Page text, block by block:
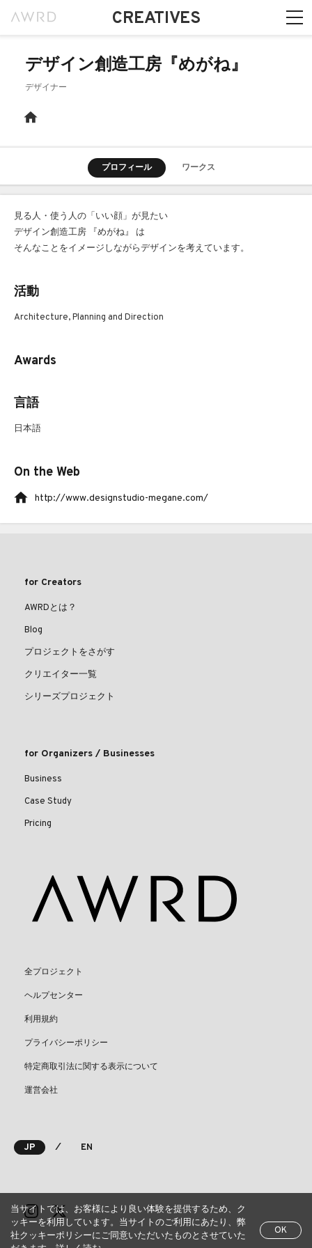
CREATIVES
デザイン創造工房『めがね』
デザイナー
プロフィール ワークス
見る人・使う人の「いい顔」が見たい
デザイン創造工房 『めがね』 は
そんなことをイメージしながらデザインを考えています。
活動
Architecture, Planning and Direction
Awards
言語
日本語
On the Web
http://www.designstudio-megane.com/
for Creators
AWRDとは？
Blog
プロジェクトをさがす
クリエイター一覧
シリーズプロジェクト
for Organizers / Businesses
Business
Case Study
Pricing
全プロジェクト
ヘルプセンター
利用規約
プライバシーポリシー
特定商取引法に関する表示について
運営会社
JP ⁄ EN
当サイトでは、お客様により良い体験を提供するため、ク
ッキーを利用しています。当サイトのご利用にあたり、弊
社クッキーポリシーにご同意いただいたものとさせていた
OK